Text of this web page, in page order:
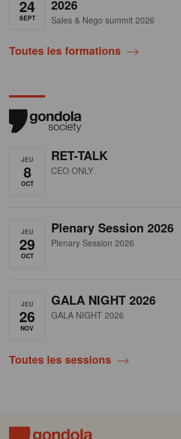
24
SEPT
2026
Sales & Nego summit 2026
Toutes les formations
JEU
8
OCT
RET-TALK
CEO ONLY
JEU
29
OCT
Plenary Session 2026
Plenary Session 2026
JEU
26
NOV
GALA NIGHT 2026
GALA NIGHT 2026
Toutes les sessions